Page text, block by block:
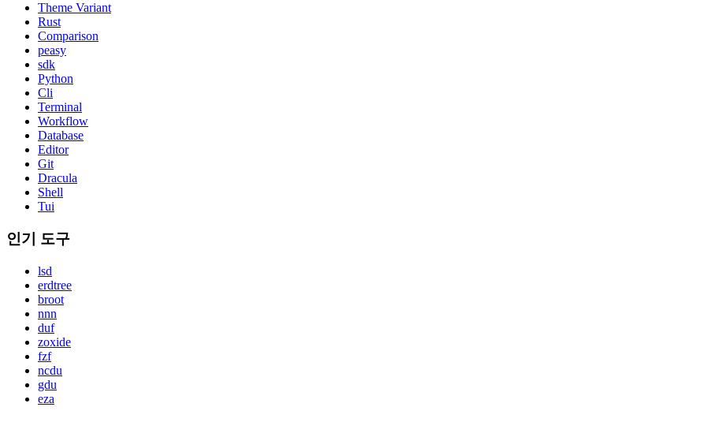
Theme Variant
Rust
Comparison
peasy
sdk
Python
Cli
Terminal
Workflow
Database
Editor
Git
Dracula
Shell
Tui
인기 도구
lsd
erdtree
broot
nnn
duf
zoxide
fzf
ncdu
gdu
eza